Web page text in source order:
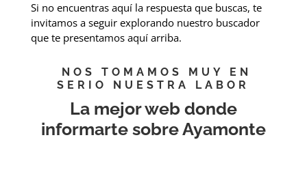
Si no encuentras aquí la respuesta que buscas, te
invitamos a seguir explorando nuestro buscador
que te presentamos aquí arriba.
NOS TOMAMOS MUY EN
SERIO NUESTRA LABOR
La mejor web donde
informarte sobre Ayamonte